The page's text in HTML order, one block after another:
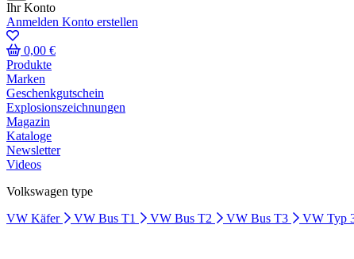
Ihr Konto
Anmelden Konto erstellen
0,00 €
Produkte
Marken
Geschenkgutschein
Explosionszeichnungen
Magazin
Kataloge
Newsletter
Videos
Volkswagen type
VW Käfer
VW Bus T1 VW Bus T2 VW Bus T3 VW Typ